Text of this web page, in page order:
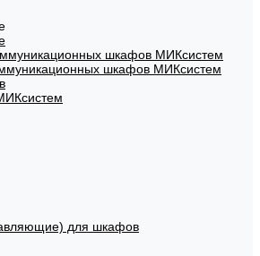
шкафов МИКсистем
шкафов МИКсистем
для шкафов